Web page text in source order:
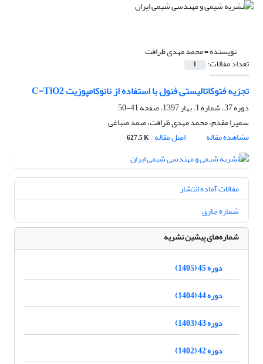
نویسنده =محمد مهدی ظرافت
تعداد مقالات: 1
تجزیه فتوکاتالیستی فنول با استفاده از نانوکامپوزیت C-TiO2
دوره 37، شماره 1، بهار 1397، صفحه
41-50
سمیرا مقدم، محمد مهدی ظرافت، صمد صباغی
مشاهده مقاله
اصل مقاله 627.5 K
مقالات آماده انتشار
شماره جاری
شماره‌های پیشین نشریه
دوره 45 (1405)
دوره 44 (1404)
دوره 43 (1403)
دوره 42 (1402)